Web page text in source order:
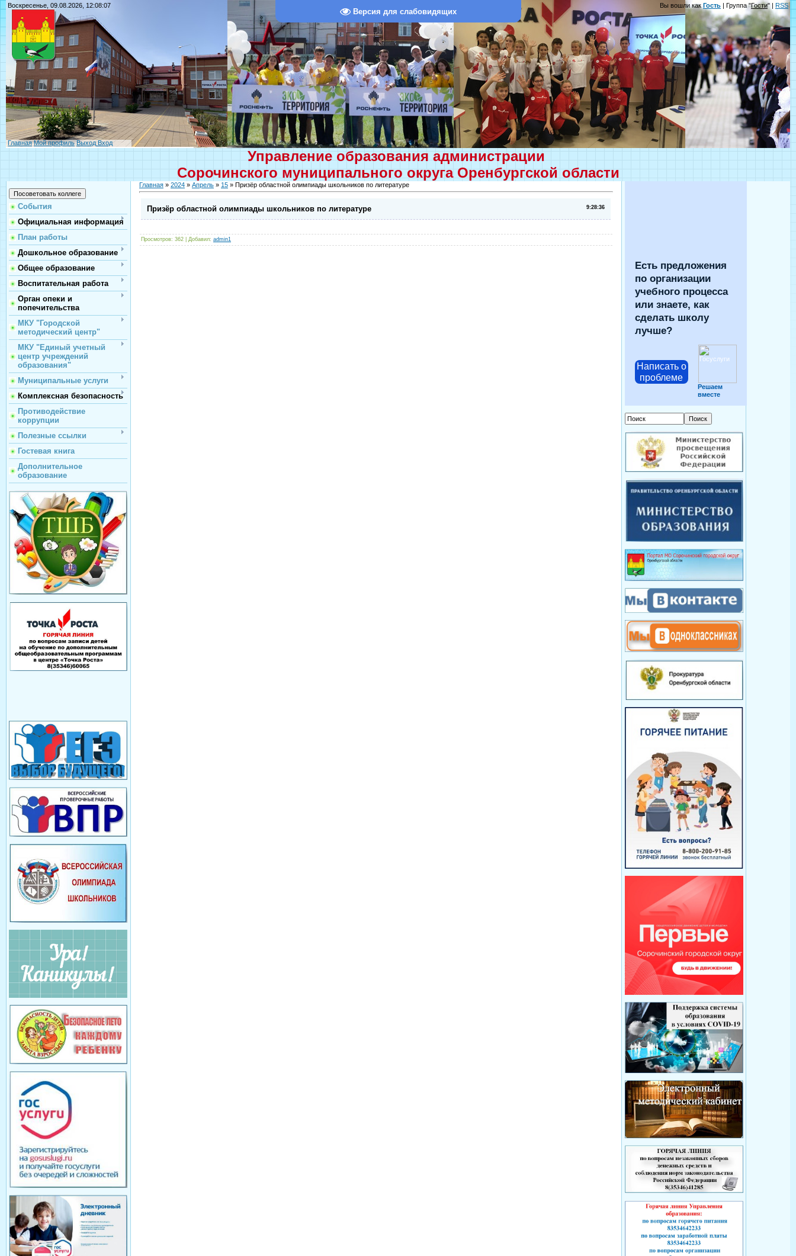
Версия для слабовидящих
Воскресенье, 09.08.2026, 12:08:07 Вы вошли какГость | Группа "Гости" | RSS
Главная Мой профиль Выход Вход
Управление образования администрации
Сорочинского муниципального округа Оренбургской области
События
Официальная информация
План работы
Дошкольное образование
Общее образование
Воспитательная работа
Орган опеки и
попечительства
МКУ "Городской
методический центр"
МКУ "Единый учетный
центр учреждений
образования"
Муниципальные услуги
Комплексная безопасность
Противодействие
коррупции
Полезные ссылки
Гостевая книга
Дополнительное
образование
Главная » 2024 » Апрель » 15 » Призёр областной олимпиады школьников по литературе
9:28:36
Призёр областной олимпиады школьников по литературе
Просмотров: 362 | Добавил: admin1
Есть предложения
по организации
учебного процесса
или знаете, как
сделать школу
лучше?
Написать о
проблеме
Решаем
вместе